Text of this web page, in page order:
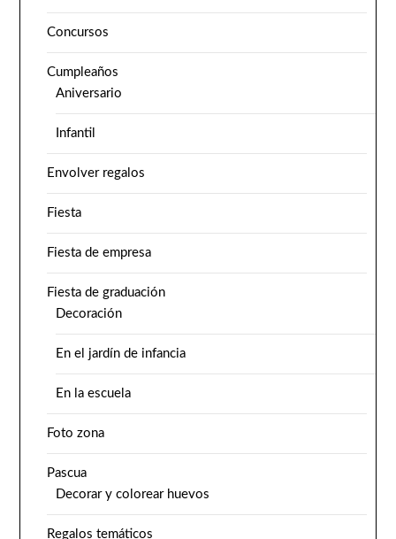
Concursos
Cumpleaños
Aniversario
Infantil
Envolver regalos
Fiesta
Fiesta de empresa
Fiesta de graduación
Decoración
En el jardín de infancia
En la escuela
Foto zona
Pascua
Decorar y colorear huevos
Regalos temáticos